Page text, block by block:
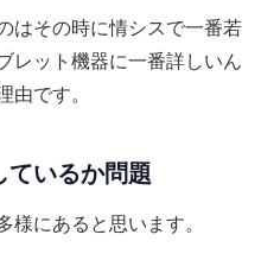
はその時に情シスで一番若
レット機器に一番詳しいん
です。
ているか問題
にあると思います。